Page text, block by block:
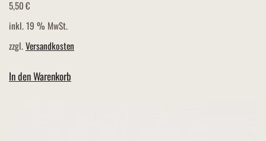
5,50€
inkl. 19 % MwSt.
zzgl.Versandkosten
In den Warenkorb